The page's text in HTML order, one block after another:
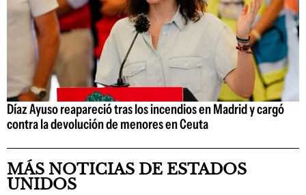
Díaz Ayuso reapareció tras los incendios en Madrid y cargó
contra la devolución de menores en Ceuta
MÁS NOTICIAS DE ESTADOS
UNIDOS